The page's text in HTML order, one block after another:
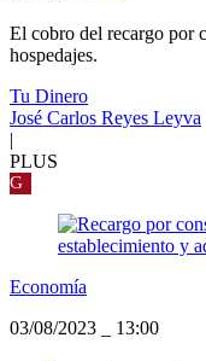
El cobro del recargo por
hospedajes.
Tu Dinero
José Carlos Reyes Leyva
|
PLUS
G
Economía
03/08/2023
13:00